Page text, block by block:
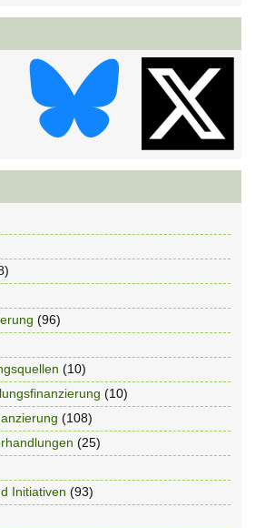
(96)
(10)
(10)
(108)
(25)
Initiativen (93)